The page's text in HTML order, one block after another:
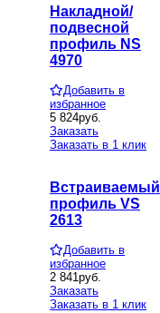
Накладной/
подвесной
профиль NS
4970
Добавить в
избранное
5 824руб.
Заказать
Заказать в 1 клик
Встраиваемый
профиль VS
2613
Добавить в
избранное
2 841руб.
Заказать
Заказать в 1 клик